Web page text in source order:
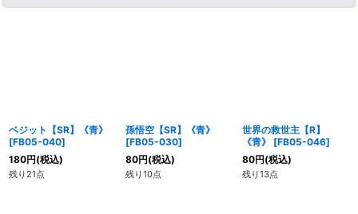
ベジット【SR】《青》
[FB05-040]
180円(税込)
残り21点
孫悟空【SR】《青》
[FB05-030]
80円(税込)
残り10点
世界の救世主【R】
《青》
[FB05-046]
80円(税込)
残り13点